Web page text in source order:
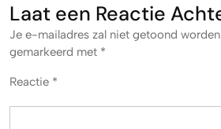
Laat een Reactie
Je e-mailadres zal niet getoond
gemarkeerd met *
Reactie *